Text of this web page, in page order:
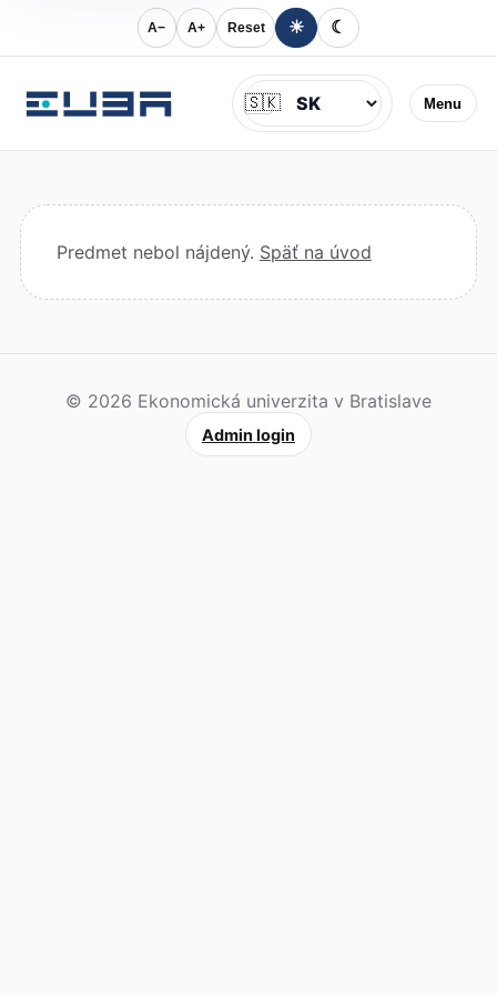
A− A+ Reset ☀ ☾
Menu
Jazyk
🇸🇰
Predmet nebol nájdený. Späť na úvod
© 2026 Ekonomická univerzita v Bratislave
Admin login